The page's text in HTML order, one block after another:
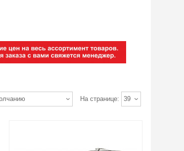
На странице: 39